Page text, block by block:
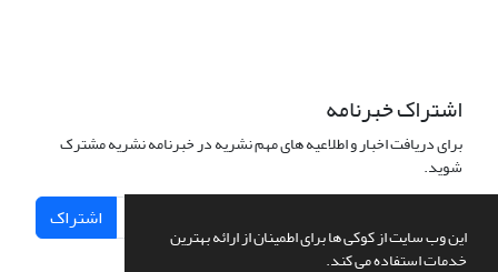
این وب سایت از کوکی ها برای اطمینان از ارائه بهترین
خدمات استفاده می کند.
اشتراک خبرنامه
برای دریافت اخبار و اطلاعیه های مهم نشریه در خبرنامه نشریه مشترک
شوید.
اشتراک